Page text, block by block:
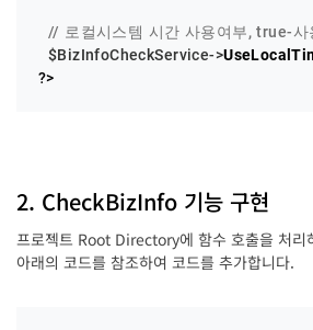
// 로컬시스템 시간 사용여부, true-
$BizInfoCheckService->
?>
2. CheckBizInfo 기능 구현
프로젝트 Root Directory에 함수 호출을 처리
아래의 코드를 참조하여 코드를 추가합니다.